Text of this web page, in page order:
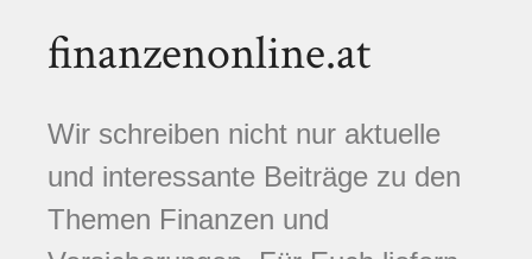
finanzenonline.at
Wir schreiben nicht nur aktuelle
und interessante Beiträge zu den
Themen Finanzen und